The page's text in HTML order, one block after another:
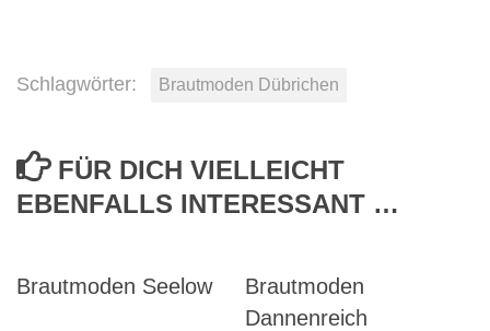
Schlagwörter: Brautmoden Dübrichen
FÜR DICH VIELLEICHT
EBENFALLS INTERESSANT …
Brautmoden Seelow
Brautmoden
Dannenreich